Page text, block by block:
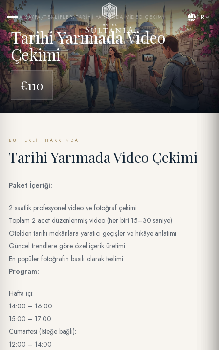
BY YASMAK HOTEL COLLECTION
TR
ANA SAYFA/TEKLIFLER/TARIHI YARIMADA VIDEO ÇEKIMI
Tarihi Yarımada Video
Çekimi
€110
BU TEKLIF HAKKINDA
Tarihi Yarımada Video Çekimi
Paket İçeriği:
2 saatlik profesyonel video ve fotoğraf çekimi
Toplam 2 adet düzenlenmiş video (her biri 15–30 saniye)
Otelden tarihi mekânlara yaratıcı geçişler ve hikâye anlatımı
Güncel trendlere göre özel içerik üretimi
En popüler fotoğrafın basılı olarak teslimi
Program:
Hafta içi:
14:00 – 16:00
15:00 – 17:00
Cumartesi (İsteğe bağlı):
12:00 – 14:00